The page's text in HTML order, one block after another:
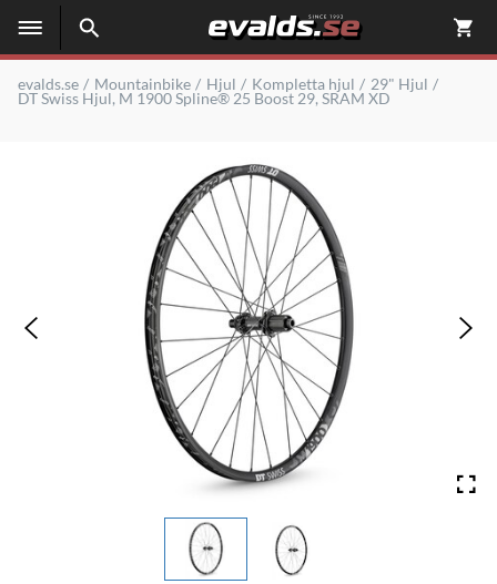
evalds.se Mountainbike Hjul Kompletta hjul
29" Hjul
DT Swiss Hjul, M 1900 Spline® 25 Boost 29, SRAM XD